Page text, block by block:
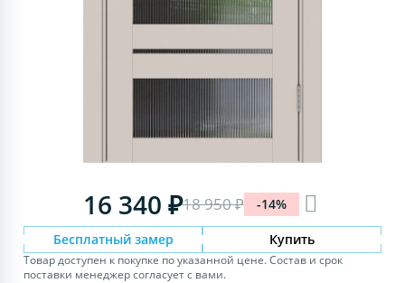
16 340 ₽18 950 ₽ -14%
Бесплатный замер Купить
Товар доступен к покупке по указанной цене. Состав и срок
поставки менеджер согласует с вами.